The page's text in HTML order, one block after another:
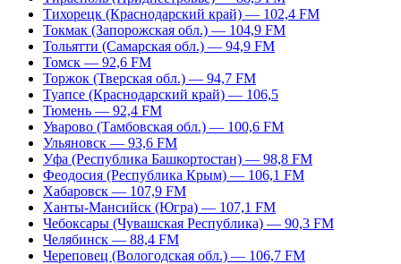
Тихорецк (Краснодарский край) — 102,4 FM
Токмак (Запорожская обл.) — 104,9 FM
Тольятти (Самарская обл.) — 94,9 FM
Томск — 92,6 FM
Торжок (Тверская обл.) — 94,7 FM
Туапсе (Краснодарский край) — 106,5
Тюмень — 92,4 FM
Уварово (Тамбовская обл.) — 100,6 FM
Ульяновск — 93,6 FM
Уфа (Республика Башкортостан) — 98,8 FM
Феодосия (Республика Крым) — 106,1 FM
Хабаровск — 107,9 FM
Ханты-Мансийск (Югра) — 107,1 FM
Чебоксары (Чувашская Республика) — 90,3 FM
Челябинск — 88,4 FM
Череповец (Вологодская обл.) — 106,7 FM